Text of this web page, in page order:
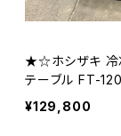
★☆ホシザキ 冷
テーブル FT-
023年製 単相
¥129,800